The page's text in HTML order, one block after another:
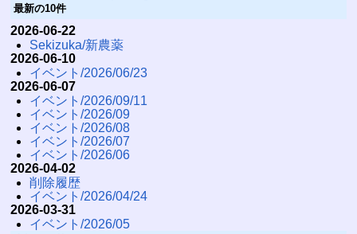
最新の10件
2026-06-22
Sekizuka/新農薬
2026-06-10
イベント/2026/06/23
2026-06-07
イベント/2026/09/11
イベント/2026/09
イベント/2026/08
イベント/2026/07
イベント/2026/06
2026-04-02
削除履歴
イベント/2026/04/24
2026-03-31
イベント/2026/05